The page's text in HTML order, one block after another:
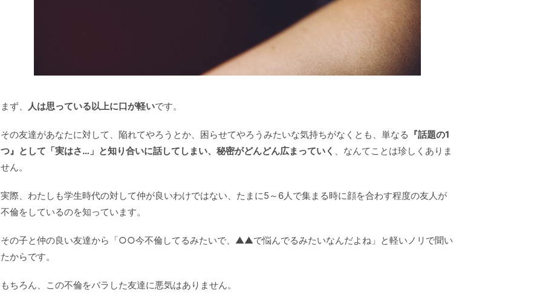
まず、 人は思っている以上に口が軽いです。
その友達があなたに対して、陥れてやろうとか、困らせてやろうみたいな気持ちがなくとも、単なる 『話題の1
つ』として「実はさ…」と知り合いに話してしまい、秘密がどんどん広まっていく 、なんてことは珍しくありま
せん。
実際、わたしも学生時代の対して仲が良いわけではない、たまに5～6人で集まる時に顔を合わす程度の友人が
不倫をしているのを知っています。
その子と仲の良い友達から「○○今不倫してるみたいで、▲▲で悩んでるみたいなんだよね」と軽いノリで聞い
たからです。
もちろん、この不倫をバラした友達に悪気はありません。